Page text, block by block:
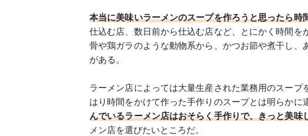
本当に美味いラーメンのスープを作ろうと思ったら時
仕込む店、数日前から仕込む店など、とにかく時間
骨や鶏ガラのような動物系から、かつお節や煮干し
がある。
ラーメン店によっては大量生産された業務用のスー
はり時間をかけて作った手作りのスープとは明らかに
んでいるラーメン店はおそらく手作りで、きっと美味
メン店を選びたいところだ。